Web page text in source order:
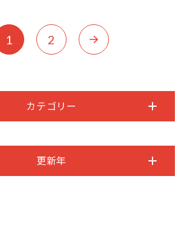
1 2
カテゴリー
更新年